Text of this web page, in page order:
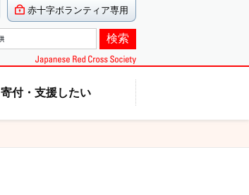
赤十字ボランティア専用
寄付・支援したい